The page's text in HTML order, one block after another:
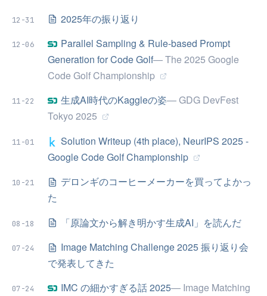
12-31 2025年の振り返り
12-06
Parallel Sampling & Rule-based Prompt
Generation for Code Golf— The 2025 Google
Code Golf Championship
11-22 生成AI時代のKaggleの姿— GDG DevFest
Tokyo 2025
11-01
Solution Writeup (4th place), NeurIPS 2025 -
Google Code Golf Championship
10-21
デロンギのコーヒーメーカーを買ってよかっ
た
08-18 「原論文から解き明かす生成AI」を読んだ
07-24
Image Matching Challenge 2025 振り返り会
で発表してきた
07-24 IMC の細かすぎる話 2025— Image Matching